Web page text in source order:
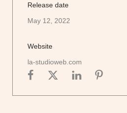
Release date
May 12, 2022
Website
la-studioweb.com